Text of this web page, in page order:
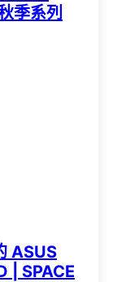
季系列
ASUS
| SPACE